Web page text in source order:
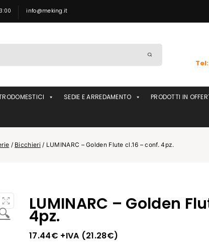
info@meking.it
SEDIE E ARREDAMENTO PRODOTTI IN
/ Bicchieri / LUMINARC – Golden Flute cl.16 – conf. 4pz.
LUMINARC – Golden
4pz.
17.44€ +IVA (21.28€)